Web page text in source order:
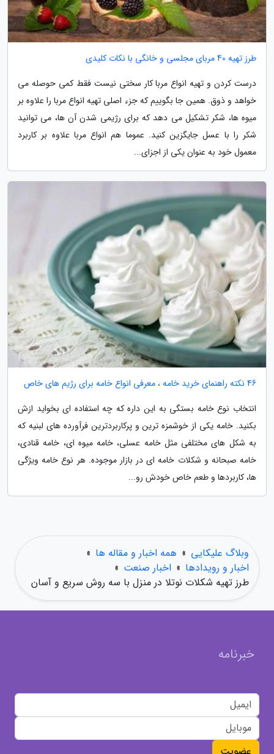
طرز تهیه 40 مربای مجلسی و خانگی با نکات کلیدی
درست کردن و تهیه انواع مربا کار سختی نیست فقط کمی حوصله می
خواهد و ذوق. همین جا بگوییم که جزء اصلی تهیه انواع مربا را علاوه بر
میوه ها، شکر تشکیل می دهد که برای رژیمی شدن آن ها، می توانید
شکر را با عسل جایگزین کنید. عموما هم انواع مربا علاوه بر کاربرد
معمول خود به عنوان یکی از اجزای...
46 نکته راهنمای خرید خامه ، معرفی انواع خامه برای رژیم های خاص
انتخاب نوع خامه بستگی به این داره که چه استفاده ای بخواید ازش
بکنید. خامه یکی از خوشمزه ترین و پرکاربردترین فرآورده های لبنیه که
به شکل های مختلفی مثل خامه عسلی، خامه میوه ای، خامه قنادی،
خامه صبحانه و شکلات خامه ای در بازار موجوده. هر نوع خامه ویژگی
ها، کاربردها و طعم خاص خودش رو...
وبلاگ علیکایی » همه اخبار و مقاله ها »
اخبار و رویدادها » اخبار صنعت »
طرز تهیه شکلات نوتلا در منزل با سه روش سریع و آسان
خبرنامه